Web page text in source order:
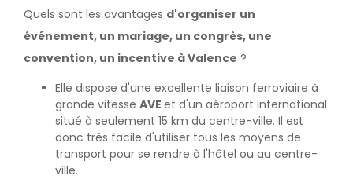
Quels sont les avantages d'organiser un
événement, un mariage, un congrès, une
convention, un incentive à Valence ?
Elle dispose d'une excellente liaison ferroviaire à
grande vitesse AVE et d'un aéroport international
situé à seulement 15 km du centre-ville. Il est
donc très facile d'utiliser tous les moyens de
transport pour se rendre à l'hôtel ou au centre-
ville.